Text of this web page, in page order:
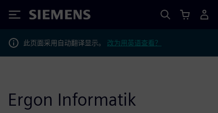
Siemens
此页面采用自动翻译显示。 改为用英语查看？
Ergon Informatik